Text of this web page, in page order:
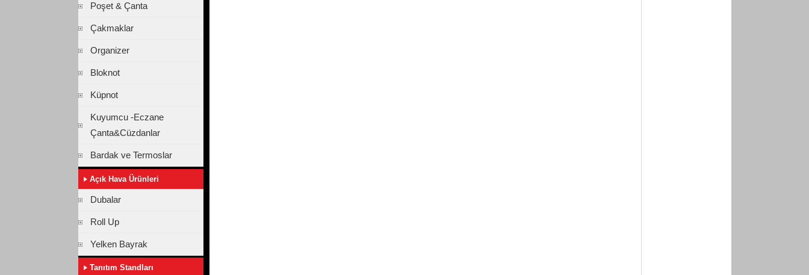
Poşet & Çanta
Çakmaklar
Organizer
Bloknot
Küpnot
Kuyumcu -Eczane
Çanta&Cüzdanlar
Bardak ve Termoslar
Açık Hava Ürünleri
Dubalar
Roll Up
Yelken Bayrak
Tanıtım Standları